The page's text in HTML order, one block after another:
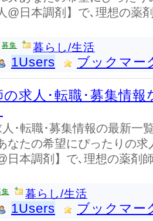
@日本調剤】で､理想の薬
募集 暮らし/生活
1Users ブックマー
求人･転職･募集情報
･転職･募集情報の最新一
なたの希望にぴったりの
日本調剤】で､理想の薬剤
集 暮らし/生活
1Users ブックマー